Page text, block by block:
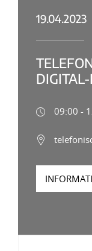
19.04.2023
09:00 -